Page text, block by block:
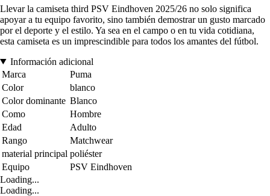
Llevar la camiseta third PSV Eindhoven 2025/26 no solo significa
apoyar a tu equipo favorito, sino también demostrar un gusto marcado
por el deporte y el estilo. Ya sea en el campo o en tu vida cotidiana,
esta camiseta es un imprescindible para todos los amantes del fútbol.
Información adicional
Marca
Puma
Color
blanco
Color dominante Blanco
Como
Hombre
Edad
Adulto
Rango
Matchwear
material principal poliéster
Equipo
PSV Eindhoven
Loading...
Loading...